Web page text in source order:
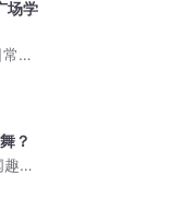
场学
生
？
事|